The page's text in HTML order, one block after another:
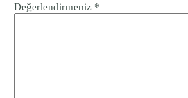
Değerlendirmeniz *